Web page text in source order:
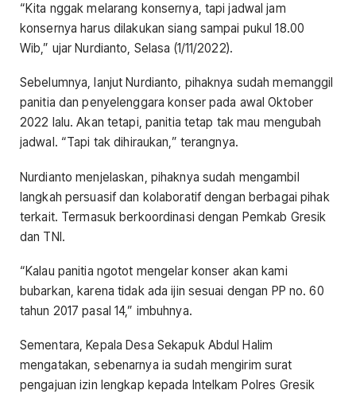
“Kita nggak melarang konsernya, tapi jadwal jam
konsernya harus dilakukan siang sampai pukul 18.00
Wib,” ujar Nurdianto, Selasa (1/11/2022).
Sebelumnya, lanjut Nurdianto, pihaknya sudah memanggil
panitia dan penyelenggara konser pada awal Oktober
2022 lalu. Akan tetapi, panitia tetap tak mau mengubah
jadwal. “Tapi tak dihiraukan,” terangnya.
Nurdianto menjelaskan, pihaknya sudah mengambil
langkah persuasif dan kolaboratif dengan berbagai pihak
terkait. Termasuk berkoordinasi dengan Pemkab Gresik
dan TNI.
“Kalau panitia ngotot mengelar konser akan kami
bubarkan, karena tidak ada ijin sesuai dengan PP no. 60
tahun 2017 pasal 14,” imbuhnya.
Sementara, Kepala Desa Sekapuk Abdul Halim
mengatakan, sebenarnya ia sudah mengirim surat
pengajuan izin lengkap kepada Intelkam Polres Gresik